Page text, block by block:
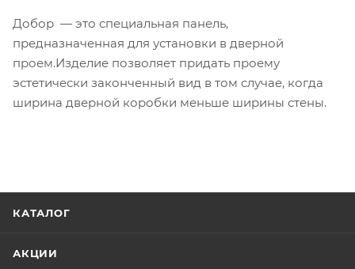
Добор — это специальная панель,
предназначенная для установки в дверной
проем.Изделие позволяет придать проему
эстетически законченный вид в том случае, когда
ширина дверной коробки меньше ширины стены.
КАТАЛОГ
АКЦИИ